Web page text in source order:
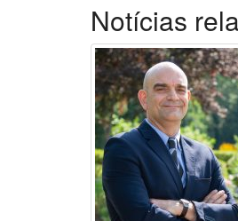
Notícias